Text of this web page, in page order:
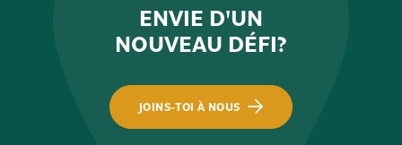
ENVIE D'UN
NOUVEAU DÉFI?
JOINS-TOI À NOUS